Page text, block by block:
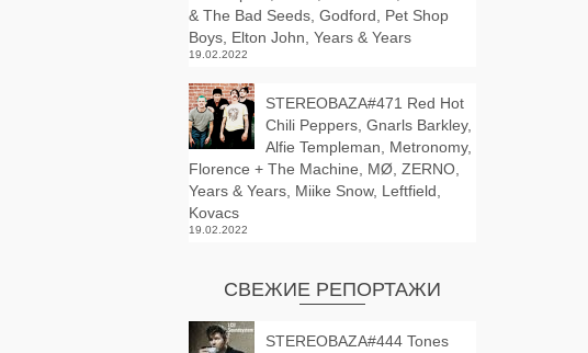
& The Bad Seeds, Godford, Pet Shop
Boys, Elton John, Years & Years
19.02.2022
STEREOBAZA#471 Red Hot
Chili Peppers, Gnarls Barkley,
Alfie Templeman, Metronomy,
Florence + The Machine, MØ, ZERNO,
Years & Years, Miike Snow, Leftfield,
Kovacs
19.02.2022
СВЕЖИЕ РЕПОРТАЖИ
STEREOBAZA#444 Tones